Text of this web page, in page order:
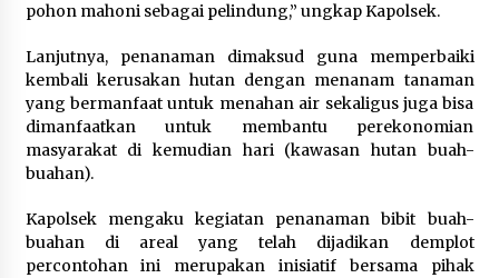
pohon mahoni sebagai pelindung,” ungkap Kapolsek.
Lanjutnya, penanaman dimaksud guna memperbaiki
kembali kerusakan hutan dengan menanam tanaman
yang bermanfaat untuk menahan air sekaligus juga bisa
dimanfaatkan untuk membantu perekonomian
masyarakat di kemudian hari (kawasan hutan buah-
buahan).
Kapolsek mengaku kegiatan penanaman bibit buah-
buahan di areal yang telah dijadikan demplot
percontohan ini merupakan inisiatif bersama pihak